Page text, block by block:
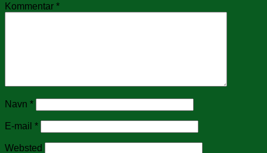
Kommentar *
Navn *
E-mail *
Websted